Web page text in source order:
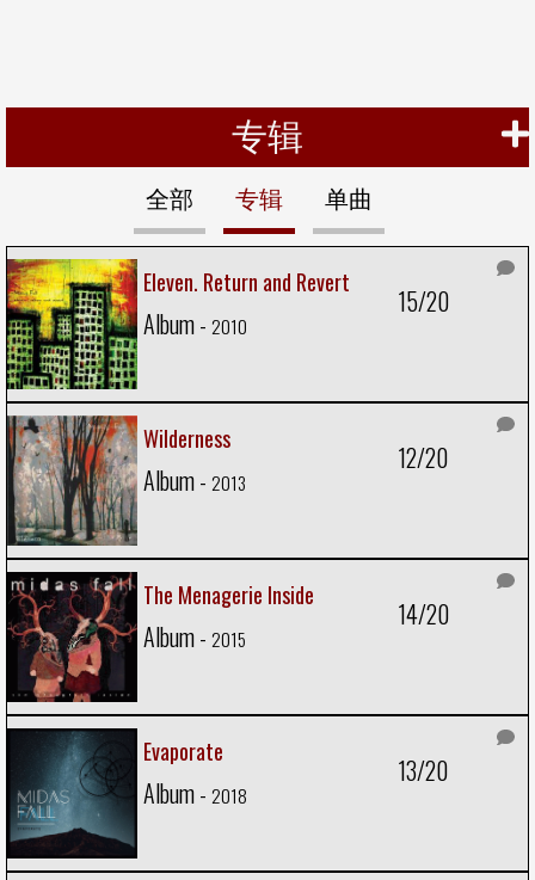
专辑
全部 专辑 单曲
Eleven. Return and Revert
Album - 2010
15/20
Wilderness
Album - 2013
12/20
The Menagerie Inside
Album - 2015
14/20
Evaporate
Album - 2018
13/20